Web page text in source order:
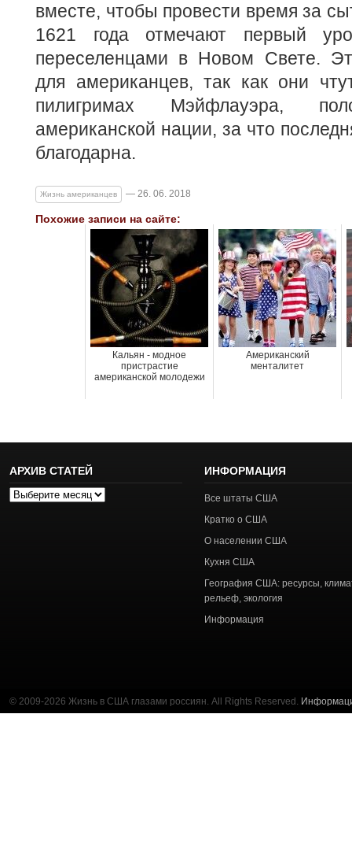
вместе, чтобы провести время за
1621 года отмечают первый
переселенцами в Новом Свете.
для американцев, так как они
пилигримах Мэйфлауэра,
американской нации, за что
благодарна.
Жизнь американцев — 26. 06. 2018
Похожие записи на сайте:
Кальян - модное
пристрастие
американской молодежи
Американский
менталитет
АРХИВ СТАТЕЙ
Архив
ИНФОРМАЦИЯ
Все штаты США
Кратко о США
О населении США
Кухня США
География США: ресурсы,
рельеф, экология
Информация
© 2009-2026 Жизнь в США глазами россиян. All Rights Reserved.